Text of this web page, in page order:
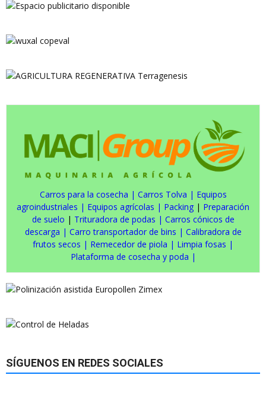
Carros para la cosecha | Carros Tolva | Equipos
agroindustriales | Equipos agrícolas | Packing | Preparación
de suelo | Trituradora de podas | Carros cónicos de
descarga | Carro transportador de bins | Calibradora de
frutos secos | Remecedor de piola | Limpia fosas |
Plataforma de cosecha y poda |
SÍGUENOS EN REDES SOCIALES